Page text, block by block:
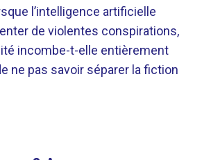
l’intelligence artificielle
de violentes conspirations,
incombe-t-elle entièrement
ne pas savoir séparer la fiction